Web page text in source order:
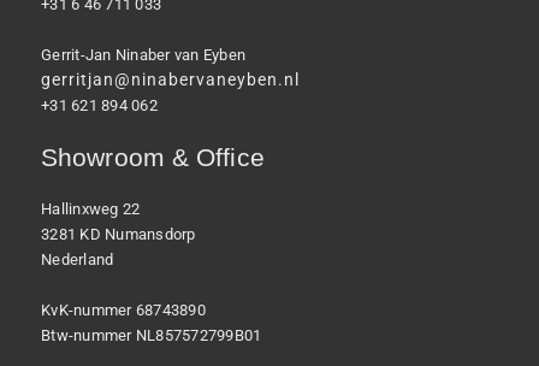
+31 6 46 711 033
Gerrit-Jan Ninaber van Eyben
gerritjan@ninabervaneyben.nl
+31 621 894 062
Showroom & Office
Hallinxweg 22
3281 KD Numansdorp
Nederland
KvK-nummer 68743890
Btw-nummer NL857572799B01